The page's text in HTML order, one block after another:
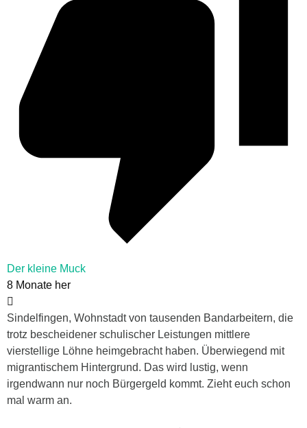
Der kleine Muck
8 Monate her
Sindelfingen, Wohnstadt von tausenden Bandarbeitern, die
trotz bescheidener schulischer Leistungen mittlere
vierstellige Löhne heimgebracht haben. Überwiegend mit
migrantischem Hintergrund. Das wird lustig, wenn
irgendwann nur noch Bürgergeld kommt. Zieht euch schon
mal warm an.